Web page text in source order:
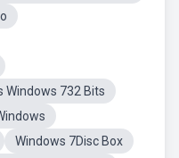
Windows 732 Bits
Windows 7Disc Box